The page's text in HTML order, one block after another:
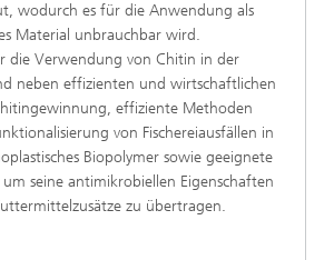
wodurch es für die Anwendung als
Material unbrauchbar wird.
die Verwendung von Chitin in der
neben effizienten und wirtschaftlichen
effiziente Methoden
von Fischereiausfällen in
Biopolymer sowie geeignete
seine antimikrobiellen Eigenschaften
zu übertragen.